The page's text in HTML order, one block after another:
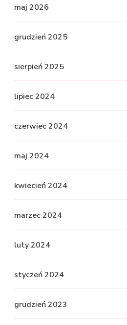
maj 2026
grudzień 2025
sierpień 2025
lipiec 2024
czerwiec 2024
maj 2024
kwiecień 2024
marzec 2024
luty 2024
styczeń 2024
grudzień 2023